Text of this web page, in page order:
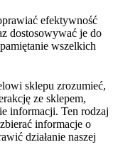
efektywność
dostosowywać je do
wszelkich
sklepu zrozumieć,
ze sklepem,
informacji. Ten rodzaj
informacje o
działanie naszej